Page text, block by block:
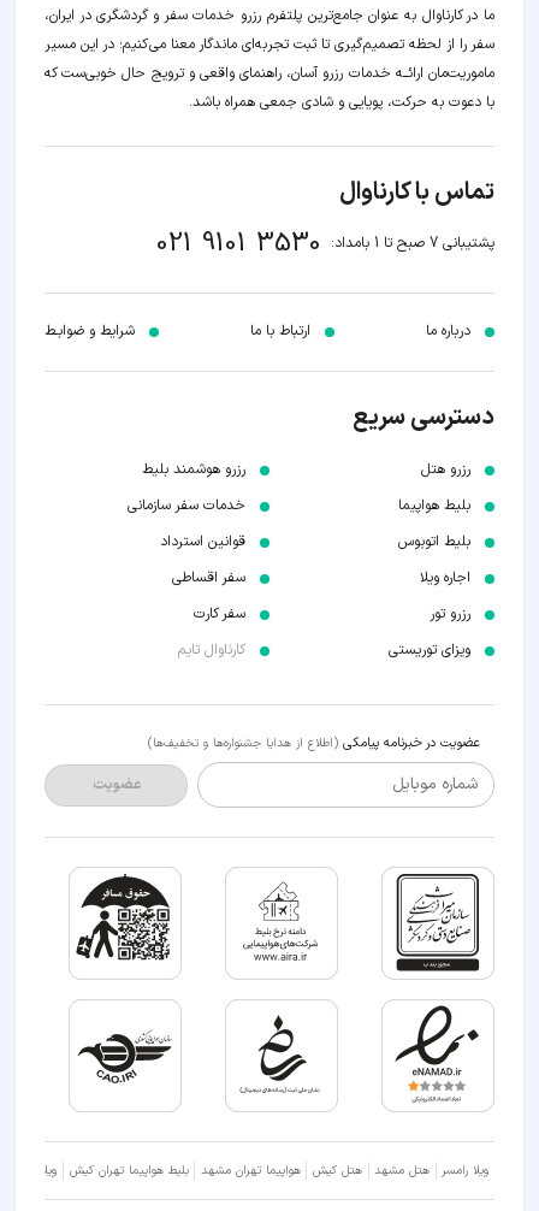
ما در کارناوال به عنوان جامع‌ترین پلتفرم رزرو خدمات سفر و گردشگری در ایران،
سفر را از لحظه‌ تصمیم‌گیری تا ثبت تجربه‌ای ماندگار معنا می‌کنیم؛ در این مسیر‍
ماموریت‌مان اراﺋــﻪ خدمات رزرو آسان، راهنمای واقعی و ترویج حال خوبی‌ست که
با دعوت به حرکت، پویایی و شادی جمعی همراه باشد.
تماس با کارناوال
پشتیبانی 7 صبح تا 1 بامداد: 021 9101 3530
درباره ما ارتباط با ما شرایط و ضوابـط
دسترسی سریع
رزرو هتل
بلیط هواپیما
بلیط اتوبوس
اجاره ویلا
رزرو تور
ویزای توریستی
رزرو هوشمند بلیط
خدمات سفر سازمانی
قوانین استرداد
سفر اقساطی
سفر کارت
کارناوال تایم
عضویت در خبرنامه پیامکی (اطلاع از هدایا جشنواره‌ها و تخفیف‌ها)
شماره موبایل عضویت
ویلا رامسر هتل مشهد هتل کیش هواپیما تهران مشهد بلیط هواپیما تهران کیش ویلا شمال